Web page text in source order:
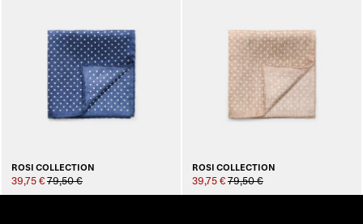
ROSI COLLECTION
39,75 € 79,50 €
ROSI COLLECTION
39,75 € 79,50 €